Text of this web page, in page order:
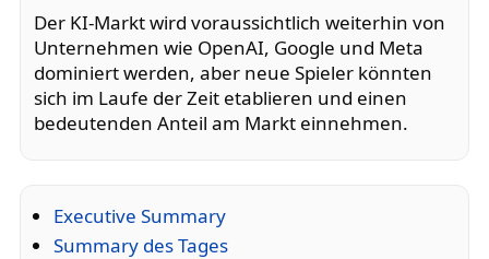
Der KI-Markt wird voraussichtlich weiterhin von
Unternehmen wie OpenAI, Google und Meta
dominiert werden, aber neue Spieler könnten
sich im Laufe der Zeit etablieren und einen
bedeutenden Anteil am Markt einnehmen.
Executive Summary
Summary des Tages